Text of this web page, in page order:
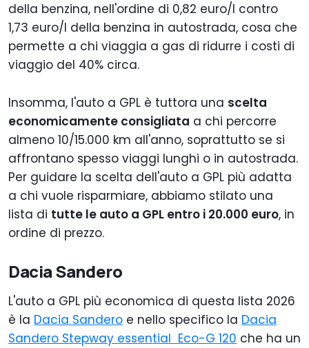
della benzina, nell'ordine di 0,82 euro/l contro
1,73 euro/l della benzina in autostrada, cosa che
permette a chi viaggia a gas di ridurre i costi di
viaggio del 40% circa.
Insomma, l'auto a GPL è tuttora una scelta
economicamente consigliata a chi percorre
almeno 10/15.000 km all'anno, soprattutto se si
affrontano spesso viaggi lunghi o in autostrada.
Per guidare la scelta dell'auto a GPL più adatta
a chi vuole risparmiare, abbiamo stilato una
lista di tutte le auto a GPL entro i 20.000 euro, in
ordine di prezzo.
Dacia Sandero
L'auto a GPL più economica di questa lista 2026
è la Dacia Sandero e nello specifico la Dacia
Sandero Stepway essential Eco-G 120 che ha un